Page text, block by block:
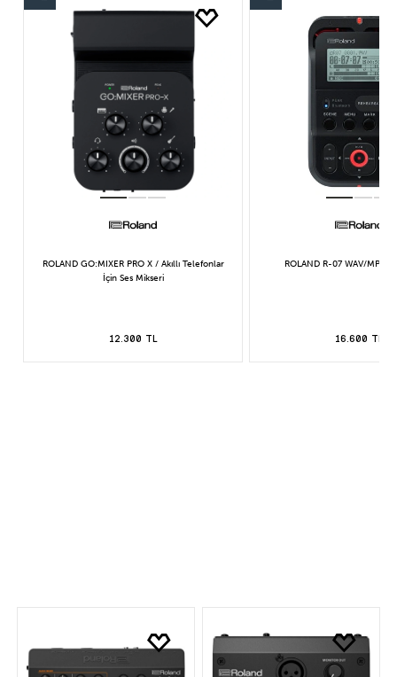
ROLAND GO:MIXER PRO X / Akıllı Telefonlar
İçin Ses Mikseri
12.300 TL
ROLAND R-07 WAV/MP3
16.600 TL